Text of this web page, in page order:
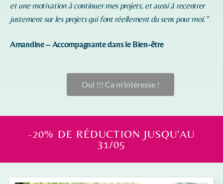
et une motivation à continuer mes projets, et aussi à recentrer
justement sur les projets qui font réellement du sens pour moi.”
Amandine – Accompagnante dans le Bien-être
Oui !!! Ca m'intéresse !
-20% DE RÉDUCTION JUSQU'AU
31/05